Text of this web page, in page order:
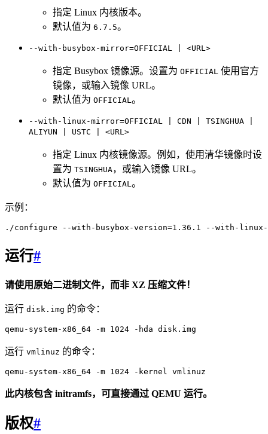
指定 Linux 内核版本。
默认值为 6.7.5。
--with-busybox-mirror=OFFICIAL | <URL>
指定 Busybox 镜像源。设置为 OFFICIAL 使用官方
镜像，或输入镜像 URL。
默认值为 OFFICIAL 。
--with-linux-mirror=OFFICIAL | CDN | TSINGHUA |
ALIYUN | USTC | <URL>
指定 Linux 内核镜像源。例如，使用清华镜像时设
置为 TSINGHUA，或输入镜像 URL。
默认值为 OFFICIAL 。
示例：
运行#
请使用原始二进制文件，而非 XZ 压缩文件！
运行 disk.img 的命令：
运行 vmlinuz 的命令：
此内核包含 initramfs，可直接通过 QEMU 运行。
版权#